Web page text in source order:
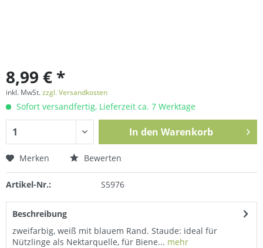
8,99 € *
inkl. MwSt.zzgl. Versandkosten
Sofort versandfertig, Lieferzeit ca. 7 Werktage
In den Warenkorb
Merken Bewerten
Artikel-Nr.: S5976
Beschreibung
zweifarbig, weiß mit blauem Rand. Staude: ideal für
Nützlinge als Nektarquelle, für Biene... mehr